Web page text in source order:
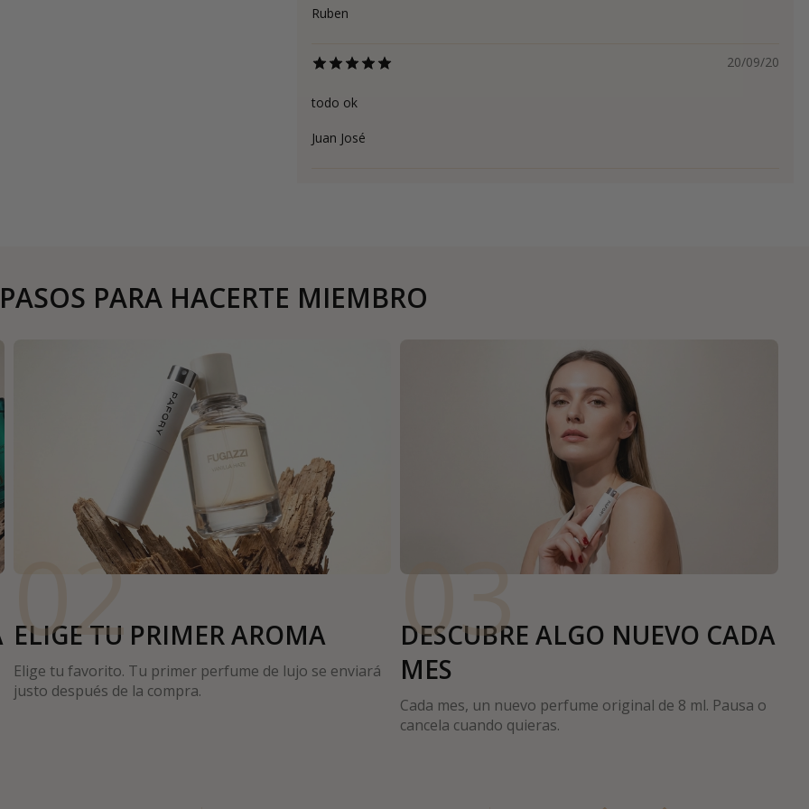
Ruben
20/09/20
todo ok
Juan José
PARA HACERTE MIEMBRO
02
ELIGE TU PRIMER AROMA
Elige tu favorito. Tu primer perfume de lujo se enviará
justo después de la compra.
03
DESCUBRE ALGO NUEVO CADA
MES
Cada mes, un nuevo perfume original de 8 ml. Pausa o
cancela cuando quieras.